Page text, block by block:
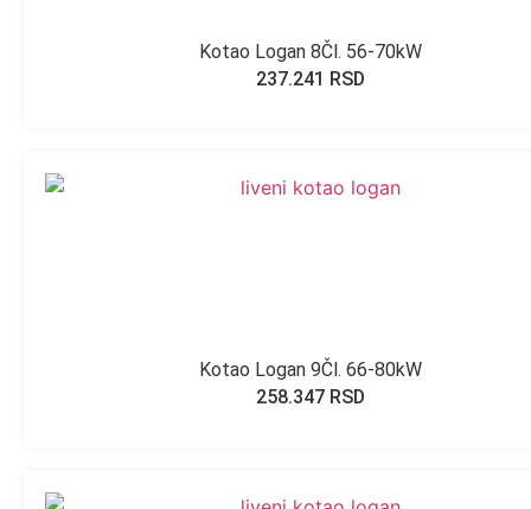
Kotao Logan 8Čl. 56-70kW
237.241 RSD
Kotao Logan 9Čl. 66-80kW
258.347 RSD